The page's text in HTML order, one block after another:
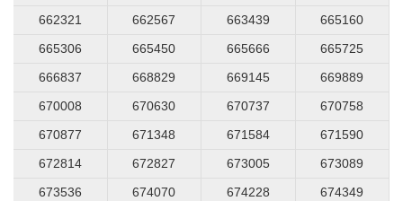
662321
662567 663439
665160
665306
665450 665666
665725
666837
668829 669145
669889
670008
670630 670737
670758
670877
671348 671584
671590
672814
672827 673005
673089
673536
674070 674228
674349